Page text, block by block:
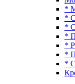
*
*
*
*
*
*
*